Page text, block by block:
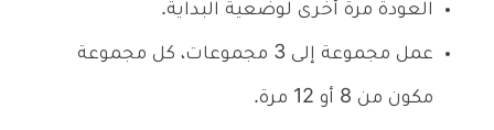
العودة مرة أخرى لوضعية البداية.
عمل مجموعة إلى 3 مجموعات، كل مجموعة
مكون من 8 أو 12 مرة.